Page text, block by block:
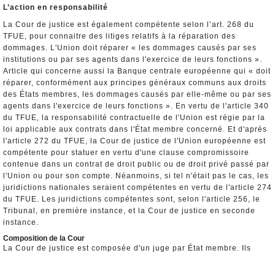
L’action en responsabilité
La Cour de justice est également compétente selon l’art. 268 du
TFUE, pour connaitre des litiges relatifs à la réparation des
dommages. L'Union doit réparer « les dommages causés par ses
institutions ou par ses agents dans l'exercice de leurs fonctions ».
Article qui concerne aussi la Banque centrale européenne qui « doit
réparer, conformément aux principes généraux communs aux droits
des États membres, les dommages causés par elle-même ou par ses
agents dans l'exercice de leurs fonctions ». En vertu de l'article 340
du TFUE, la responsabilité contractuelle de l'Union est régie par la
loi applicable aux contrats dans l'État membre concerné. Et d'après
l'article 272 du TFUE, la Cour de justice de l'Union européenne est
compétente pour statuer en vertu d'une clause compromissoire
contenue dans un contrat de droit public ou de droit privé passé par
l'Union ou pour son compte. Néanmoins, si tel n'était pas le cas, les
juridictions nationales seraient compétentes en vertu de l'article 274
du TFUE. Les juridictions compétentes sont, selon l'article 256, le
Tribunal, en première instance, et la Cour de justice en seconde
instance.
Composition de la Cour
La Cour de justice est composée d'un juge par État membre. Ils